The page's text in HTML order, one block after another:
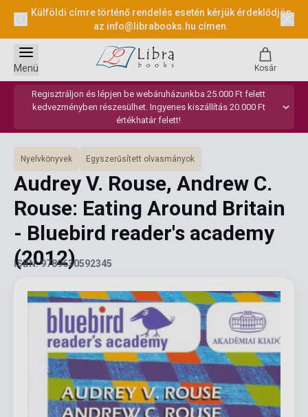
Külföldi címre történő rendelés esetén kérjük érdeklődjön
az info@librabooks.hu címen.
Regisztráljon és lépjen be webáruházunkba 25.000 Ft felett
kedvezményben részesülhet. Ingyenes kiszállítás 20.000 Ft
értékhatár felett!
Menü Kosár
Nyelvkönyvek Egyszerűsített olvasmányok
Audrey V. Rouse, Andrew C.
Rouse: Eating Around Britain
- Bluebird reader's academy
(2012)
ISBN: 9789630592345